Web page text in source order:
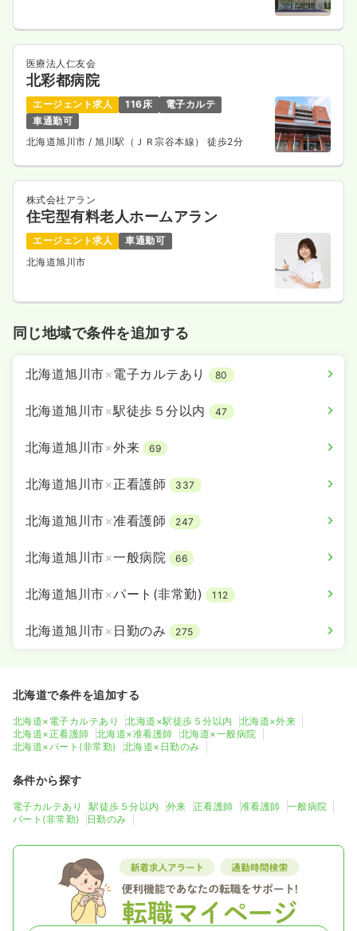
医療法人仁友会
北彩都病院
エージェント求人 116床
電子カルテ
車通勤可
北海道旭川市/ 旭川駅（ＪＲ宗谷本線） 徒歩2分
株式会社アラン
住宅型有料老人ホームアラン
エージェント求人
車通勤可
北海道旭川市
同じ地域で条件を追加する
北海道旭川市×電子カルテあり 80
北海道旭川市×駅徒歩５分以内 47
北海道旭川市×外来 69
北海道旭川市×正看護師 337
北海道旭川市×准看護師 247
北海道旭川市×一般病院 66
北海道旭川市×パート(非常勤) 112
北海道旭川市× 日勤のみ 275
北海道で条件を追加する
北海道×電子カルテあり 北海道×駅徒歩５分以内
北海道×外来
北海道×正看護師
北海道×准看護師
北海道×一般病院
北海道×パート(非常勤)
北海道×日勤のみ
条件から探す
電子カルテあり 駅徒歩５分以内 外来 正看護師 准看護師
一般病院
パート(非常勤)
日勤のみ